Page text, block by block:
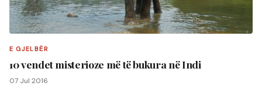
E GJELBËR
10 vendet misterioze më të bukura në Indi
07 Jul 2016